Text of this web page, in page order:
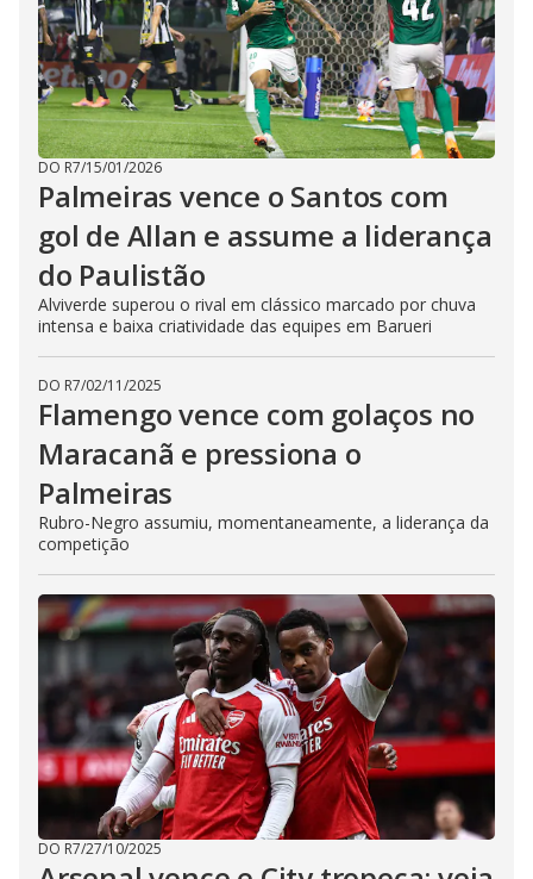
DO R7/15/01/2026
Palmeiras vence o Santos com
gol de Allan e assume a liderança
do Paulistão
Alviverde superou o rival em clássico marcado por chuva
intensa e baixa criatividade das equipes em Barueri
DO R7/02/11/2025
Flamengo vence com golaços no
Maracanã e pressiona o
Palmeiras
Rubro-Negro assumiu, momentaneamente, a liderança da
competição
DO R7/27/10/2025